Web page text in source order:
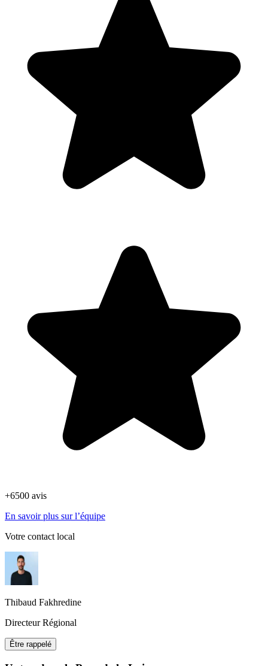
+6500 avis
En savoir plus sur l’équipe
Votre contact local
Thibaud Fakhredine
Directeur Régional
Être rappelé